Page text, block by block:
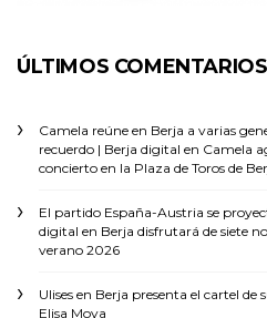
ÚLTIMOS COMENTARIOS
Camela reúne en Berja a varias
recuerdo | Berja digital en Camela
concierto en la Plaza de Toros de
El partido España-Austria se
digital en Berja disfrutará de siete
verano 2026
Ulises en Berja presenta el cartel de
Elisa Moya